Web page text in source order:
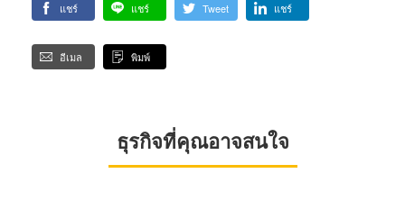
แชร์ แชร์ Tweet แชร์
อีเมล พิมพ์
ธุรกิจที่คุณอาจสนใจ